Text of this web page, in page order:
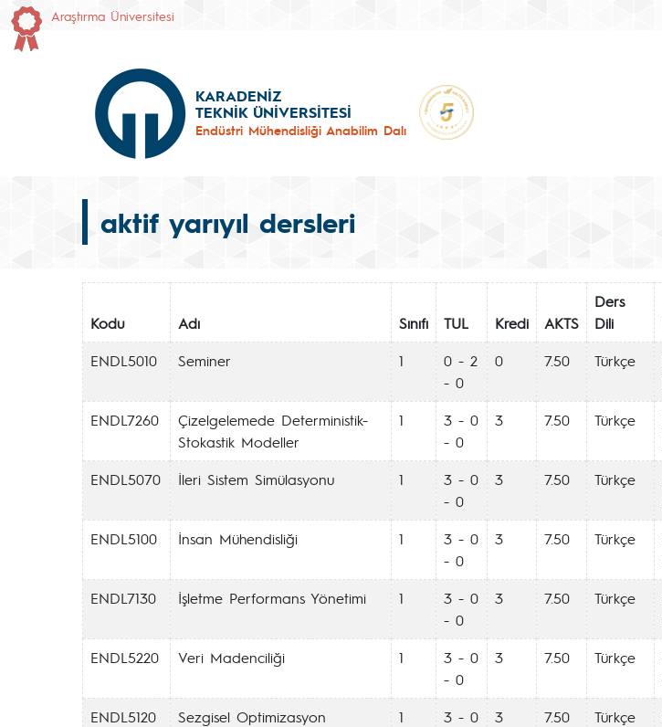
Araştırma Üniversitesi
KARADENİZ
TEKNİK ÜNİVERSİTESİ
Endüstri Mühendisliği Anabilim Dalı
aktif yarıyıl dersleri
Kodu Adı Sınıfı TUL Kredi AKTS
Ders
Dili
ENDL5010
Seminer 1
0 - 2
- 0
0 7.50 Türkçe
ENDL7260
Çizelgelemede Deterministik-
Stokastik Modeller
1
3 - 0
- 0
3 7.50 Türkçe
ENDL5070 İleri Sistem Simülasyonu 1
3 - 0
- 0
3 7.50 Türkçe
ENDL5100 İnsan Mühendisliği 1
3 - 0
- 0
3 7.50 Türkçe
ENDL7130 İşletme Performans Yönetimi 1
3 - 0
- 0
3 7.50 Türkçe
ENDL5220 Veri Madenciliği 1
3 - 0
- 0
3 7.50 Türkçe
ENDL5120 Sezgisel Optimizasyon 1
3 - 0
3 7.50 Türkçe